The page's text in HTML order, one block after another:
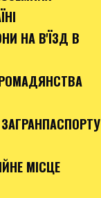
НА В'ЇЗД В
МІСЦЕ